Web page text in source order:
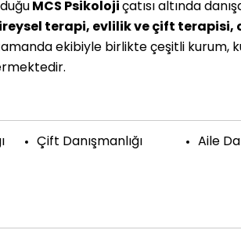
MCS Psikoloji çatısı altında
terapi, evlilik ve çift terapisi,
ekibiyle birlikte çeşitli kurum,
Çift Danışmanlığı Aile